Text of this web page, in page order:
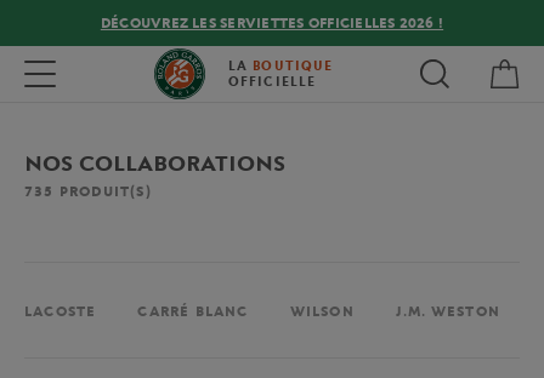
DÉCOUVREZ LES SERVIETTES OFFICIELLES 2026 !
Toggle navigation LA BOUTIQUE
OFFICIELLE
NOS COLLABORATIONS
735 PRODUIT(S)
LACOSTE CARRÉ BLANC WILSON J.M. WESTON